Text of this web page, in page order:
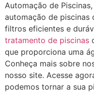
Automação de
automação de piscinas
filtros eficientes e
tratamento de piscinas
que proporciona uma
Conheça mais sobre
nosso site. Acesse
podemos tornar a sua